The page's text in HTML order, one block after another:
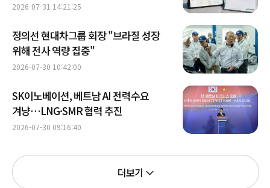
2026-07-31 14:21:25
정의선 현대차그룹 회장 "브라질 성장
위해 전사 역량 집중"
2026-07-30 10:42:00
SK이노베이션, 베트남 AI 전력수요
겨냥…LNG·SMR 협력 추진
2026-07-30 09:16:40
더보기